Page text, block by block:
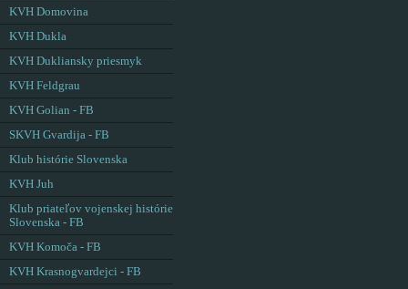
KVH Domovina
KVH Dukla
KVH Dukliansky priesmyk
KVH Feldgrau
KVH Golian - FB
SKVH Gvardija - FB
Klub histórie Slovenska
KVH Juh
Klub priateľov vojenskej histórie
Slovenska - FB
KVH Komoča - FB
KVH Krasnogvardejci - FB